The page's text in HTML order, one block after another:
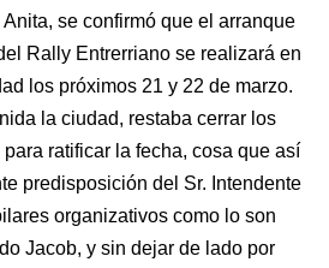
se confirmó que el arranque
Rally Entrerriano se realizará en
los próximos 21 y 22 de marzo.
la ciudad, restaba cerrar los
ratificar la fecha, cosa que así
predisposición del Sr. Intendente
organizativos como lo son
Jacob, y sin dejar de lado por